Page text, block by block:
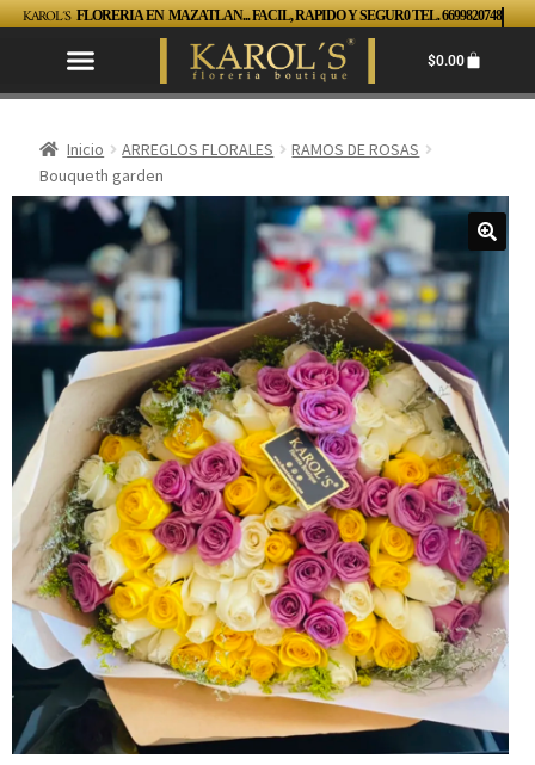
KAROL´S FLORERIA EN MAZATLAN... FACIL, RAPIDO Y SEGUR0 TEL. 6699820748
$0.00
Inicio ARREGLOS FLORALES
RAMOS DE ROSAS
Bouqueth garden